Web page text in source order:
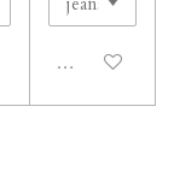
Uitgeschakeld